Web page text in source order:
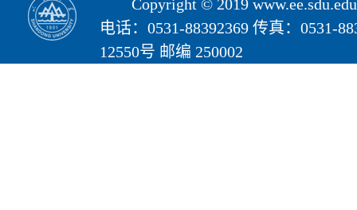
Copyright © 2019
电话：0531-88392369 传真：0531-
12550号 邮编 250002